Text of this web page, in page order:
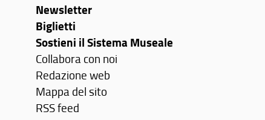
Newsletter
Biglietti
Sostieni il Sistema Museale
Collabora con noi
Redazione web
Mappa del sito
RSS feed